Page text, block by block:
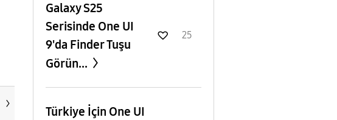
Galaxy S25
Serisinde One UI
9'da Finder Tuşu
Görün...
25
​Türkiye İçin One UI